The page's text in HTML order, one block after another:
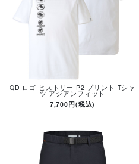
QD ロゴ ヒストリー P2 プリント Tシャ
ツ アジアンフィット
7,700円(税込)